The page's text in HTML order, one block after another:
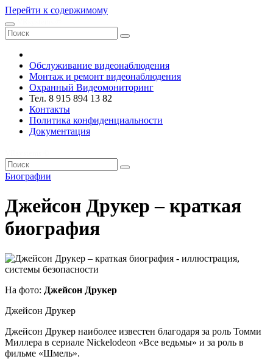
Перейти к содержимому
Обслуживание видеонаблюдения
Монтаж и ремонт видеонаблюдения
Охранный Видеомониторинг
Тел. 8 915 894 13 82
Контакты
Политика конфиденциальности
Документация
Биографии
Джейсон Друкер – краткая
биография
На фото: Джейсон Друкер
Джейсон Друкер
Джейсон Друкер наиболее известен благодаря за роль Томми
Миллера в сериале Nickelodeon «Все ведьмы» и за роль в
фильме «Шмель».